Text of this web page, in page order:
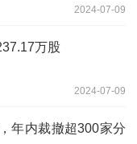
2024-07-09
万股
2024-07-09
年内裁撤超300家分